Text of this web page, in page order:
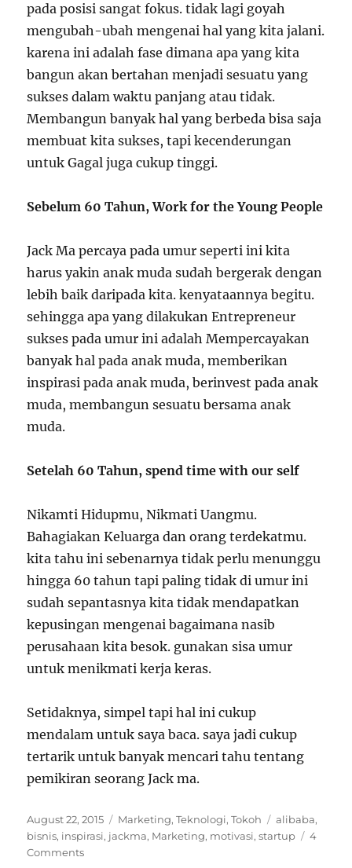
pada posisi sangat fokus. tidak lagi goyah
mengubah-ubah mengenai hal yang kita jalani.
karena ini adalah fase dimana apa yang kita
bangun akan bertahan menjadi sesuatu yang
sukses dalam waktu panjang atau tidak.
Membangun banyak hal yang berbeda bisa saja
membuat kita sukses, tapi kecenderungan
untuk Gagal juga cukup tinggi.
Sebelum 60 Tahun, Work for the Young People
Jack Ma percaya pada umur seperti ini kita
harus yakin anak muda sudah bergerak dengan
lebih baik daripada kita. kenyataannya begitu.
sehingga apa yang dilakukan Entrepreneur
sukses pada umur ini adalah Mempercayakan
banyak hal pada anak muda, memberikan
inspirasi pada anak muda, berinvest pada anak
muda, membangun sesuatu bersama anak
muda.
Setelah 60 Tahun, spend time with our self
Nikamti Hidupmu, Nikmati Uangmu.
Bahagiakan Keluarga dan orang terdekatmu.
kita tahu ini sebenarnya tidak perlu menunggu
hingga 60 tahun tapi paling tidak di umur ini
sudah sepantasnya kita tidak mendapatkan
kepusingan mengenai bagaimana nasib
perusahaan kita besok. gunakan sisa umur
untuk menikmati kerja keras.
Setidaknya, simpel tapi hal ini cukup
mendalam untuk saya baca. saya jadi cukup
tertarik untuk banyak mencari tahu tentang
pemikiran seorang Jack ma.
Posted
on
August 22, 2015 Categories
Marketing,Teknologi,Tokoh Tags
alibaba,
bisnis, inspirasi, jackma, Marketing, motivasi,startup
4
Comments